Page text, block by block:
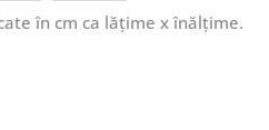
în cm ca lățime x înălțime.